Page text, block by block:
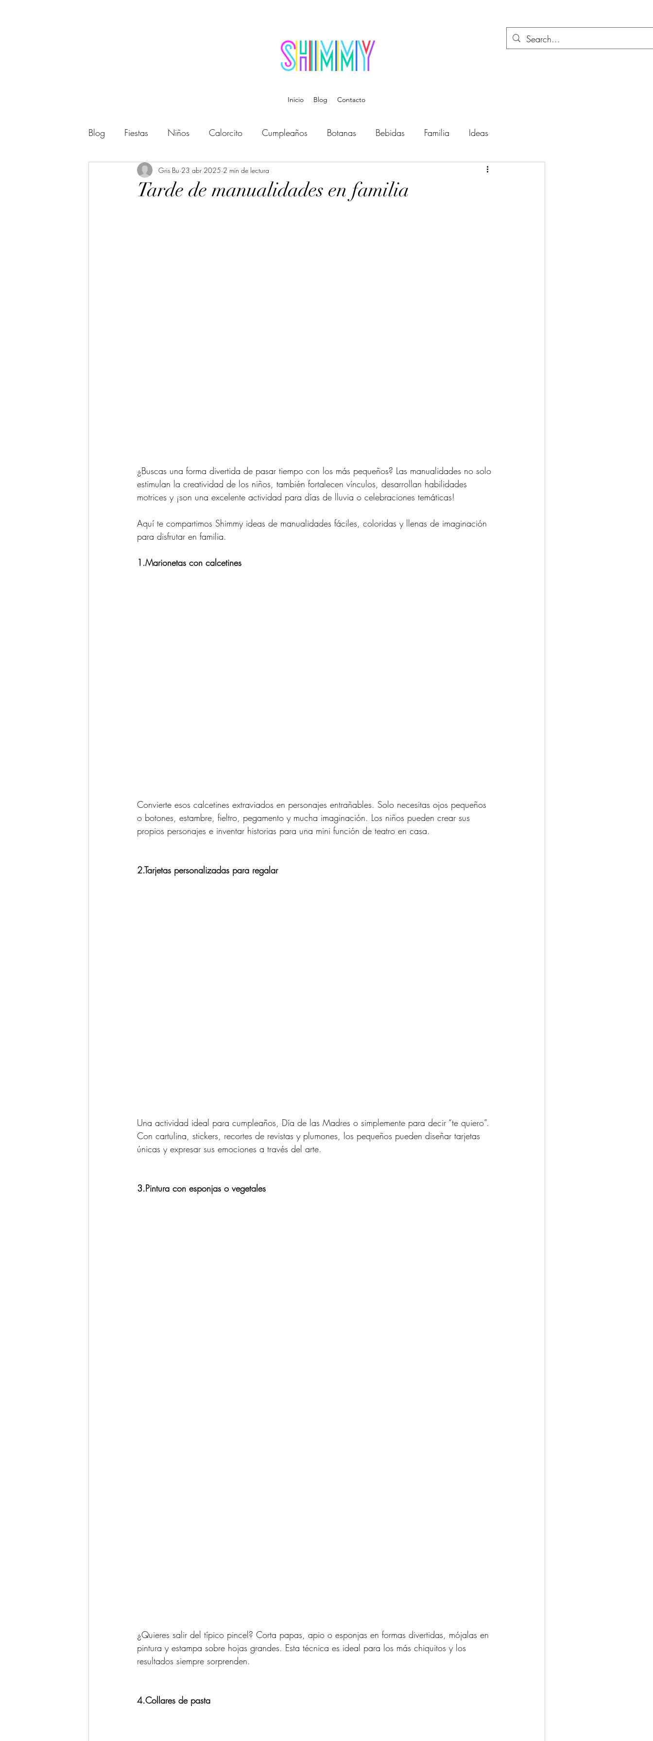
Inicio Blog Contacto
Blog Fiestas Niños Calorcito Cumpleaños Botanas Bebidas Familia Ideas
Actividades Regalos Bebé Música Festividades
Tarde de manualidades en familia
Gris Bu 23 abr 2025 2 min de lectura
¿Buscas una forma divertida de pasar tiempo con los más pequeños? Las manualidades no solo
estimulan la creatividad de los niños, también fortalecen vínculos, desarrollan habilidades
motrices y ¡son una excelente actividad para días de lluvia o celebraciones temáticas!
Aquí te compartimos Shimmy ideas de manualidades fáciles, coloridas y llenas de imaginación
para disfrutar en familia.
1.Marionetas con calcetines
Convierte esos calcetines extraviados en personajes entrañables. Solo necesitas ojos pequeños
o botones, estambre, fieltro, pegamento y mucha imaginación. Los niños pueden crear sus
propios personajes e inventar historias para una mini función de teatro en casa.
2.Tarjetas personalizadas para regalar
Una actividad ideal para cumpleaños, Día de las Madres o simplemente para decir “te quiero”.
Con cartulina, stickers, recortes de revistas y plumones, los pequeños pueden diseñar tarjetas
únicas y expresar sus emociones a través del arte.
3.Pintura con esponjas o vegetales
¿Quieres salir del típico pincel? Corta papas, apio o esponjas en formas divertidas, mójalas en
pintura y estampa sobre hojas grandes. Esta técnica es ideal para los más chiquitos y los
resultados siempre sorprenden.
4.Collares de pasta